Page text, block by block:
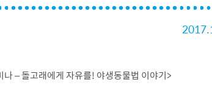
– 돌고래에게 자유를! 야생동물법 이야기>